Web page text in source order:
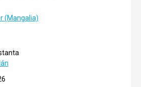
(Mangalia)